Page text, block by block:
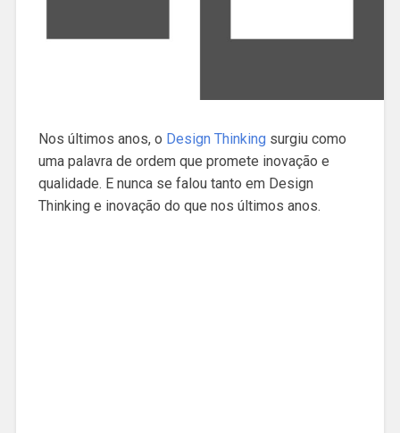
Nos últimos anos, o Design Thinking surgiu como
uma palavra de ordem que promete inovação e
qualidade. E nunca se falou tanto em Design
Thinking e inovação do que nos últimos anos.